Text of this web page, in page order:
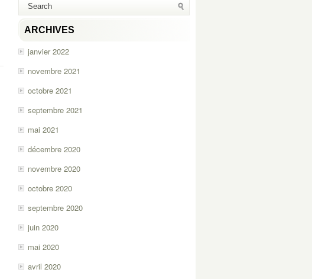
ARCHIVES
janvier 2022
novembre 2021
octobre 2021
septembre 2021
mai 2021
décembre 2020
novembre 2020
octobre 2020
septembre 2020
juin 2020
mai 2020
avril 2020